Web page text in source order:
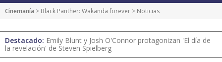
Cinemanía > Black Panther: Wakanda forever > Noticias
Destacado: Emily Blunt y Josh O'Connor protagonizan 'El día de
la revelación' de Steven Spielberg